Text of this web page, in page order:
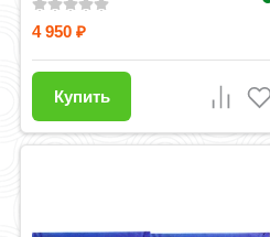
4 950₽
Купить